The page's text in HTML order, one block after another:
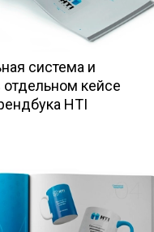
система и
кейсе
HTI